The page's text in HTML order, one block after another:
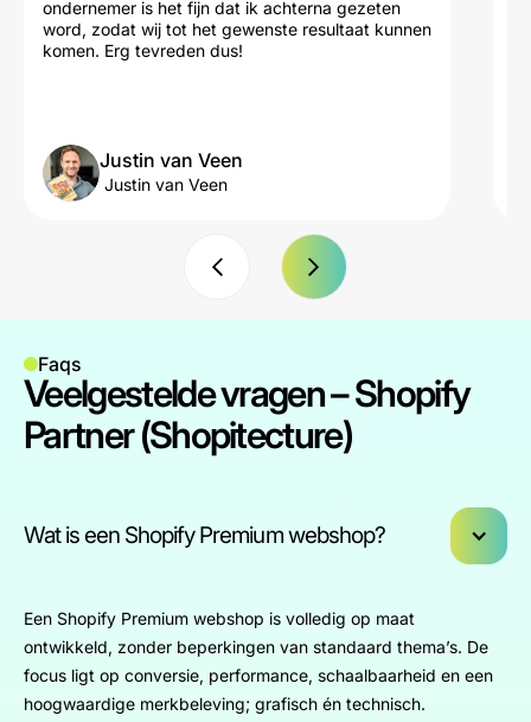
ondernemer is het fijn dat ik achterna gezeten
word, zodat wij tot het gewenste resultaat kunnen
komen. Erg tevreden dus!
Justin van Veen
Justin van Veen
Faqs
Veelgestelde vragen – Shopify
Partner (Shopitecture)
Wat is een Shopify Premium webshop?
Een Shopify Premium webshop is volledig op maat
ontwikkeld, zonder beperkingen van standaard thema’s. De
focus ligt op conversie, performance, schaalbaarheid en een
hoogwaardige merkbeleving; grafisch én technisch.